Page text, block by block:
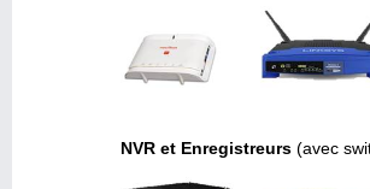
NVR et Enregistreurs (avec